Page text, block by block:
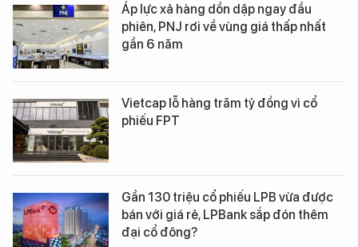
Áp lực xả hàng dồn dập ngay đầu
phiên, PNJ rơi về vùng giá thấp nhất
gần 6 năm
Vietcap lỗ hàng trăm tỷ đồng vì cổ
phiếu FPT
Gần 130 triệu cổ phiếu LPB vừa được
bán với giá rẻ, LPBank sắp đón thêm
đại cổ đông?